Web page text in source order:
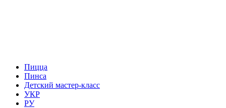
Пицца
Пинса
Детский мастер-класс
УКР
РУ